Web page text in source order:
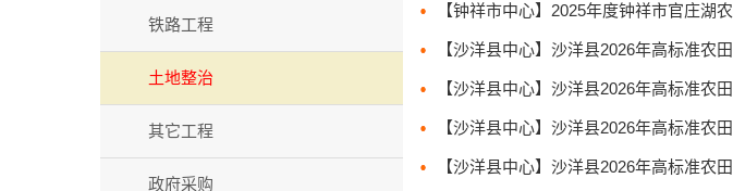
铁路工程
土地整治
其它工程
政府采购